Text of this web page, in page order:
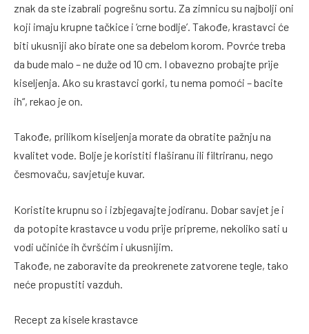
znak da ste izabrali pogrešnu sortu. Za zimnicu su najbolji oni
koji imaju krupne tačkice i ‘crne bodlje’. Takođe, krastavci će
biti ukusniji ako birate one sa debelom korom. Povrće treba
da bude malo – ne duže od 10 cm. I obavezno probajte prije
kiseljenja. Ako su krastavci gorki, tu nema pomoći – bacite
ih“, rekao je on.
Takođe, prilikom kiseljenja morate da obratite pažnju na
kvalitet vode. Bolje je koristiti flaširanu ili filtriranu, nego
česmovaču, savjetuje kuvar.
Koristite krupnu so i izbjegavajte jodiranu. Dobar savjet je i
da potopite krastavce u vodu prije pripreme, nekoliko sati u
vodi učiniće ih čvršćim i ukusnijim.
Takođe, ne zaboravite da preokrenete zatvorene tegle, tako
neće propustiti vazduh.
Recept za kisele krastavce